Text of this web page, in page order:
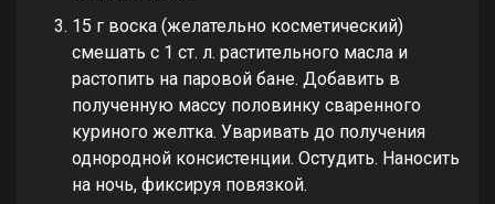
15 г воска (желательно косметический)
смешать с 1 ст. л. растительного масла и
растопить на паровой бане. Добавить в
полученную массу половинку сваренного
куриного желтка. Уваривать до получения
однородной консистенции. Остудить. Наносить
на ночь, фиксируя повязкой.